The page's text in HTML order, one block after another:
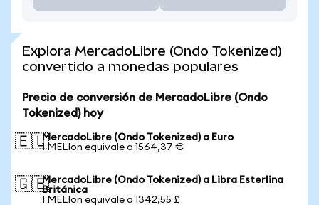
Explora MercadoLibre (Ondo Tokenized)
convertido a monedas populares
Precio de conversión de MercadoLibre (Ondo
Tokenized) hoy
🇪🇺MercadoLibre (Ondo Tokenized) a Euro
1 MELIon equivale a 1564,37 €
🇬🇧MercadoLibre (Ondo Tokenized) a Libra Esterlina
Británica
1 MELIon equivale a 1342,55 £